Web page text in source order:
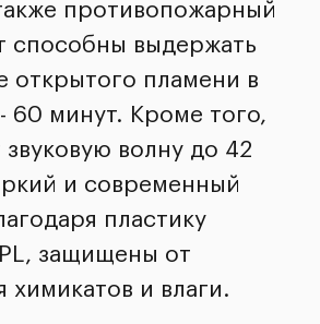
противопожарный
способны выдержать
открытого пламени в
60 минут. Кроме того,
звуковую волну до 42
и современный
пластику
защищены от
химикатов и влаги.